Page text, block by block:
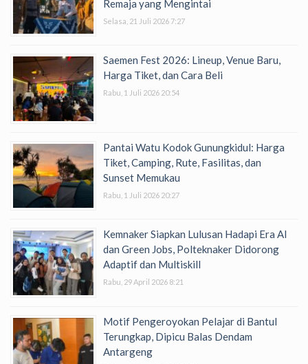
Remaja yang Mengintai
Selasa, 21 Juli 2026 7:27
Saemen Fest 2026: Lineup, Venue Baru,
Harga Tiket, dan Cara Beli
Rabu, 1 Juli 2026 20:54
Pantai Watu Kodok Gunungkidul: Harga
Tiket, Camping, Rute, Fasilitas, dan
Sunset Memukau
Rabu, 1 Juli 2026 20:27
Kemnaker Siapkan Lulusan Hadapi Era AI
dan Green Jobs, Polteknaker Didorong
Adaptif dan Multiskill
Rabu, 29 April 2026 8:21
Motif Pengeroyokan Pelajar di Bantul
Terungkap, Dipicu Balas Dendam
Antargeng